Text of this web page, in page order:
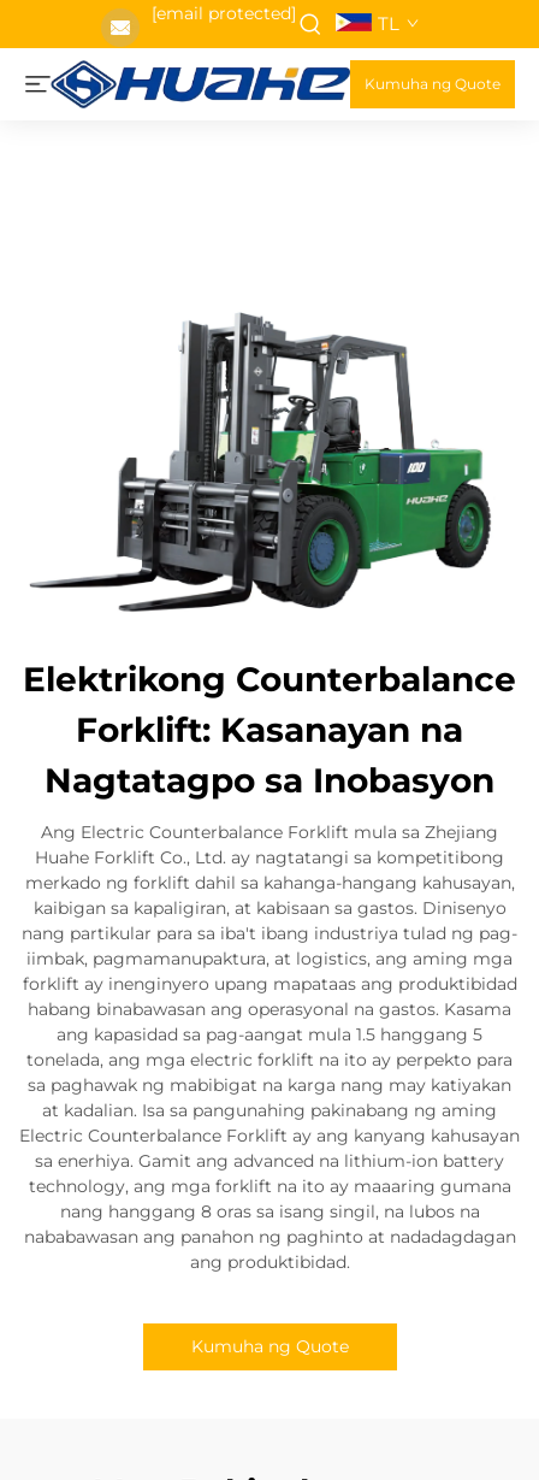
[email protected] TL
Kumuha ng Quote
Elektrikong Counterbalance
Forklift: Kasanayan na
Nagtatagpo sa Inobasyon
Ang Electric Counterbalance Forklift mula sa Zhejiang
Huahe Forklift Co., Ltd. ay nagtatangi sa kompetitibong
merkado ng forklift dahil sa kahanga-hangang kahusayan,
kaibigan sa kapaligiran, at kabisaan sa gastos. Dinisenyo
nang partikular para sa iba't ibang industriya tulad ng pag-
iimbak, pagmamanupaktura, at logistics, ang aming mga
forklift ay inenginyero upang mapataas ang produktibidad
habang binabawasan ang operasyonal na gastos. Kasama
ang kapasidad sa pag-aangat mula 1.5 hanggang 5
tonelada, ang mga electric forklift na ito ay perpekto para
sa paghawak ng mabibigat na karga nang may katiyakan
at kadalian. Isa sa pangunahing pakinabang ng aming
Electric Counterbalance Forklift ay ang kanyang kahusayan
sa enerhiya. Gamit ang advanced na lithium-ion battery
technology, ang mga forklift na ito ay maaaring gumana
nang hanggang 8 oras sa isang singil, na lubos na
nababawasan ang panahon ng paghinto at nadadagdagan
ang produktibidad.
Kumuha ng Quote